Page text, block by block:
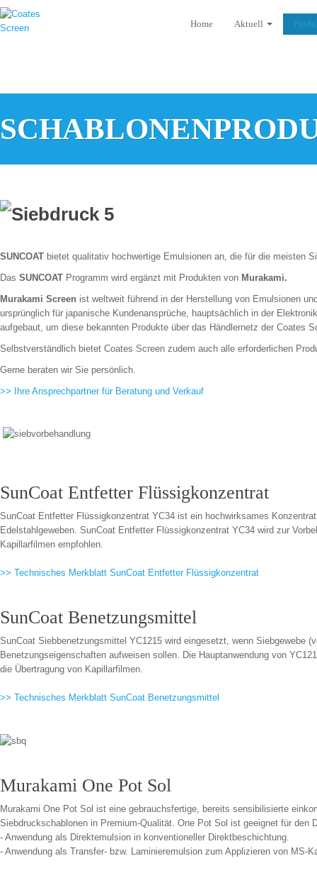
Home Aktuell
SUNCOAT bietet qualitativ hochwertige Emulsionen an, die für die meisten
Das SUNCOAT Programm wird ergänzt mit Produkten von Murakami.
Murakami Screen ist weltweit führend in der Herstellung von Emulsionen
ursprünglich für japanische Kundenansprüche, hauptsächlich in der
aufgebaut, um diese bekannten Produkte über das Händlernetz der Coates
Selbstverständlich bietet Coates Screen zudem auch alle erforderlichen
Gerne beraten wir Sie persönlich.
>> Ihre Ansprechpartner für Beratung und Verkauf
SunCoat Entfetter Flüssigkonzentrat
SunCoat Entfetter Flüssigkonzentrat YC34 ist ein hochwirksames
Edelstahlgeweben. SunCoat Entfetter Flüssigkonzentrat YC34 wird zur
Kapillarfilmen empfohlen.
>> Technisches Merkblatt SunCoat Entfetter Flüssigkonzentrat
SunCoat Benetzungsmittel
SunCoat Siebbenetzungsmittel YC1215 wird eingesetzt, wenn Siebgewebe
Benetzungseigenschaften aufweisen sollen. Die Hauptanwendung von
die Übertragung von Kapillarfilmen.
>> Technisches Merkblatt SunCoat Benetzungsmittel
Murakami One Pot Sol
Murakami One Pot Sol ist eine gebrauchsfertige, bereits sensibilisierte
Siebdruckschablonen in Premium-Qualität. One Pot Sol ist geeignet für den
- Anwendung als Direktemulsion in konventioneller Direktbeschichtung.
- Anwendung als Transfer- bzw. Laminieremulsion zum Applizieren von MS-